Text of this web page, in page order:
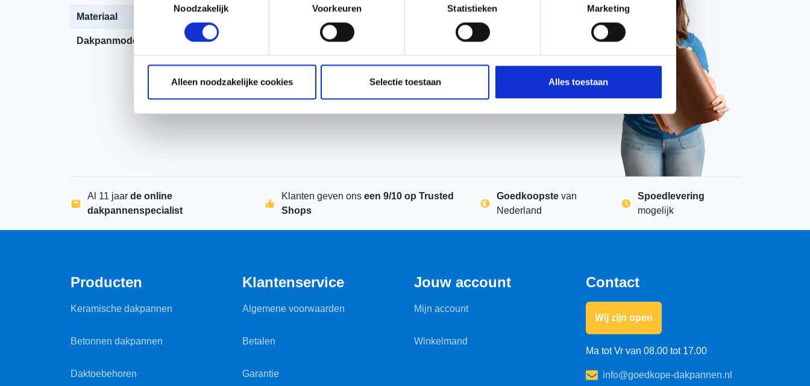
Noodzakelijk
Voorkeuren Statistieken Marketing
Alleen noodzakelijke cookies Selectie toestaan Alles toestaan
Materiaal Aluminium
Dakpanmodel OVH 206
WhatsApp met ons
Chat met ons
Al 11 jaar de online
dakpannenspecialist
Klanten geven ons een 9/10 op Trusted
Shops
Goedkoopste van
Nederland
Spoedlevering
mogelijk
Producten
Keramische dakpannen
Betonnen dakpannen
Daktoebehoren
Klantenservice
Algemene voorwaarden
Betalen
Garantie
Jouw account
Mijn account
Winkelmand
Contact
Wij zijn open
Ma tot Vr van 08.00 tot 17.00
info@goedkope-dakpannen.nl